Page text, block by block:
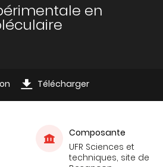
en
Télécharger
Composante
UFR Sciences et
techniques, site de